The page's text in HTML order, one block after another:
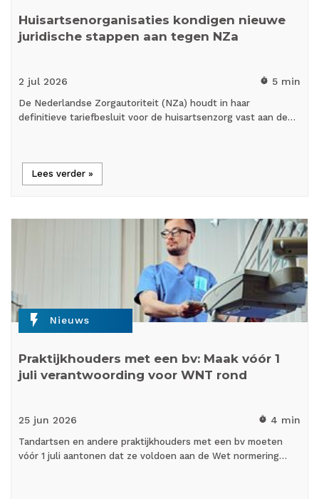
Huisartsenorganisaties kondigen nieuwe
juridische stappen aan tegen NZa
2 jul 2026 timer 5 min
De Nederlandse Zorgautoriteit (NZa) houdt in haar
definitieve tariefbesluit voor de huisartsenzorg vast aan de…
Lees verder »
flash_on Nieuws
Praktijkhouders met een bv: Maak vóór 1
juli verantwoording voor WNT rond
25 jun 2026 timer 4 min
Tandartsen en andere praktijkhouders met een bv moeten
vóór 1 juli aantonen dat ze voldoen aan de Wet normering…